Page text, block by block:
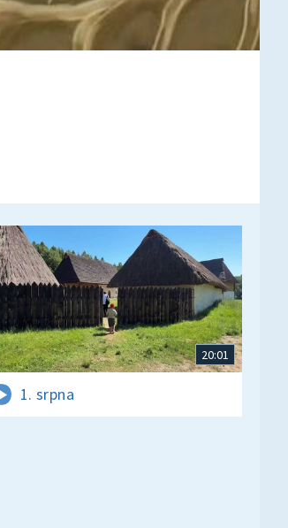
20:01
1. srpna